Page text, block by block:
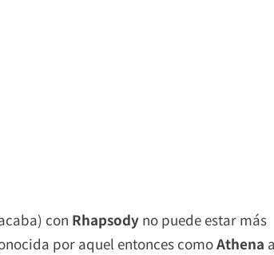
con Rhapsody no puede estar más
por aquel entonces comoAthena a